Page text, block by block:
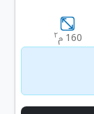
160 م ٢